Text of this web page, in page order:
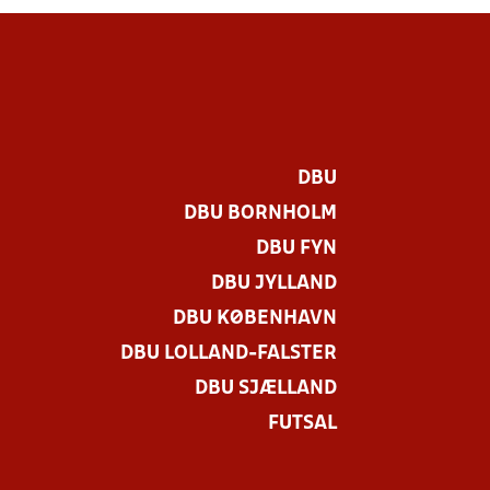
DBU
DBU BORNHOLM
DBU FYN
DBU JYLLAND
DBU KØBENHAVN
DBU LOLLAND-FALSTER
DBU SJÆLLAND
FUTSAL